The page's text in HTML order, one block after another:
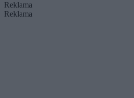
Reklama
Reklama